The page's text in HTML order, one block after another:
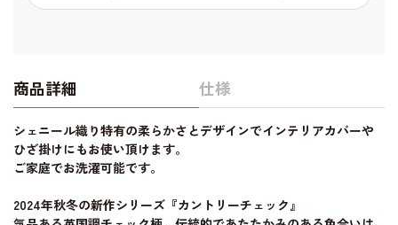
商品詳細 仕様
シェニール織り特有の柔らかさとデザインでインテリアカバーや
ひざ掛けにもお使い頂けます。
ご家庭でお洗濯可能です。
2024年秋冬の新作シリーズ『カントリーチェック』